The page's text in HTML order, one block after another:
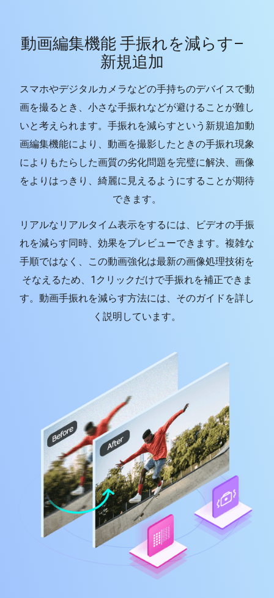
動画編集機能 手振れを減らす–
新規追加
スマホやデジタルカメラなどの手持ちのデバイスで動
画を撮るとき、小さな手振れなどが避けることが難し
いと考えられます。手振れを減らすという新規追加動
画編集機能により、動画を撮影したときの手振れ現象
によりもたらした画質の劣化問題を完璧に解決、画像
をよりはっきり、綺麗に見えるようにすることが期待
できます。
リアルなリアルタイム表示をするには、ビデオの手振
れを減らす同時、効果をプレビューできます。複雑な
手順ではなく、この動画強化は最新の画像処理技術を
そなえるため、1クリックだけで手振れを補正できま
す。 動画手振れを減らす方法には、そのガイドを詳し
く説明しています。